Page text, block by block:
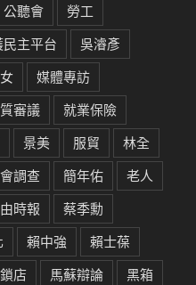
公聽會
勞工
主平台
吳濬彥
媒體專訪
審議
就業保險
景美 服貿
林全
調查 簡年佑
老人
時報
蔡季勳
賴中強
賴士葆
店 馬蘇辯論 黑箱